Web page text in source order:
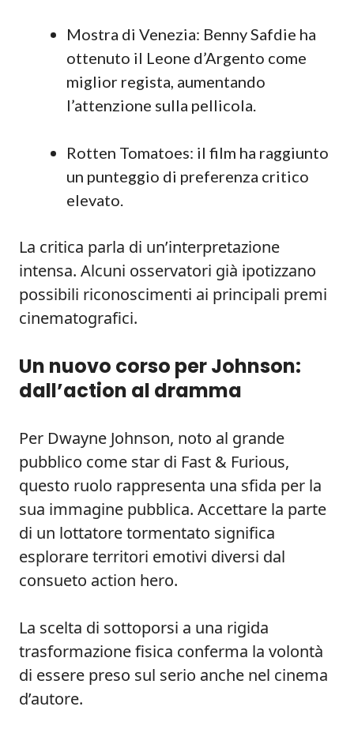
Mostra di Venezia: Benny Safdie ha
ottenuto il Leone d’Argento come
miglior regista, aumentando
l’attenzione sulla pellicola.
Rotten Tomatoes: il film ha raggiunto
un punteggio di preferenza critico
elevato.
La critica parla di un’interpretazione
intensa. Alcuni osservatori già ipotizzano
possibili riconoscimenti ai principali premi
cinematografici.
Un nuovo corso per Johnson:
dall’action al dramma
Per Dwayne Johnson, noto al grande
pubblico come star di Fast & Furious,
questo ruolo rappresenta una sfida per la
sua immagine pubblica. Accettare la parte
di un lottatore tormentato significa
esplorare territori emotivi diversi dal
consueto action hero.
La scelta di sottoporsi a una rigida
trasformazione fisica conferma la volontà
di essere preso sul serio anche nel cinema
d’autore.